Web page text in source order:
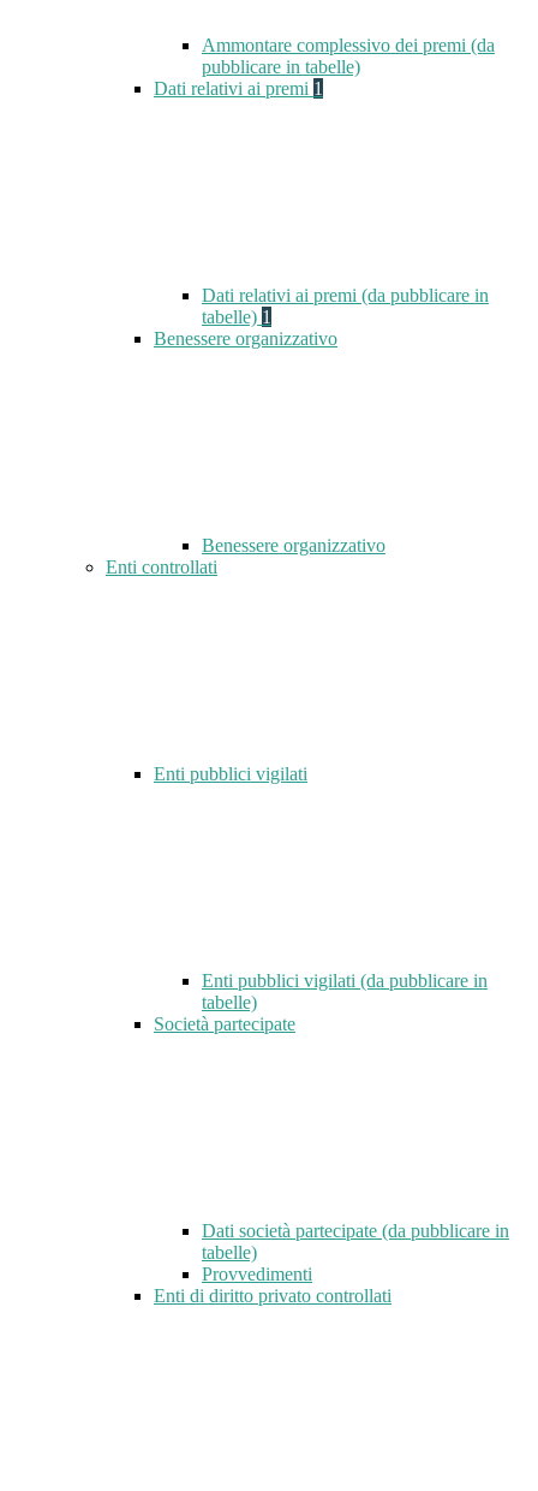
Ammontare complessivo dei premi (da
pubblicare in tabelle)
Dati relativi ai premi 1
Dati relativi ai premi (da pubblicare in
tabelle) 1
Benessere organizzativo
Benessere organizzativo
Enti controllati
Enti pubblici vigilati
Enti pubblici vigilati (da pubblicare in
tabelle)
Società partecipate
Dati società partecipate (da pubblicare in
tabelle)
Provvedimenti
Enti di diritto privato controllati